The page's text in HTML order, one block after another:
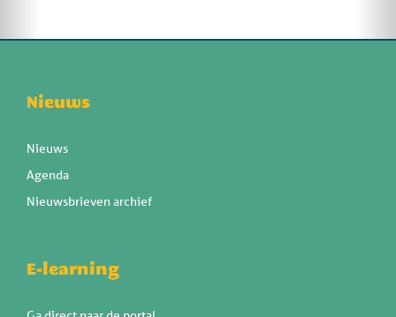
Nieuws
Nieuws
Agenda
Nieuwsbrieven archief
E-learning